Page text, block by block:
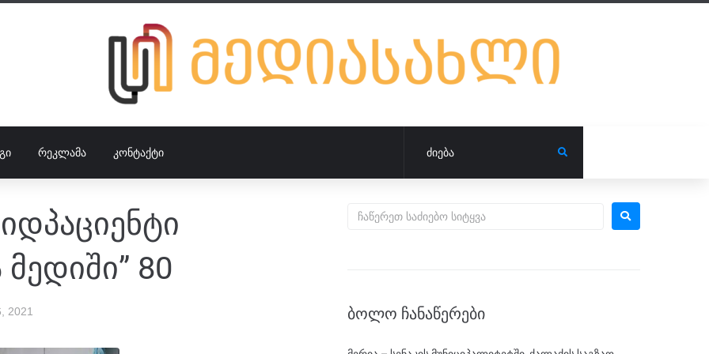
ᲠᲔᲙᲚᲐᲛᲐ ᲙᲝᲜᲢᲐᲥᲢᲘ
80
2021 ᲑᲝᲚᲝ ᲩᲐᲜᲐᲬᲔᲠᲔᲑᲘ